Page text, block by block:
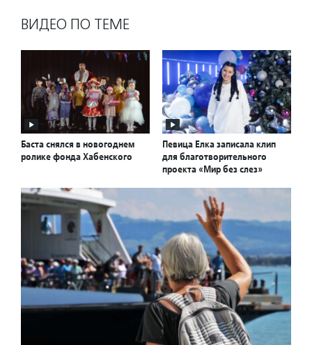
ВИДЕО ПО ТЕМЕ
Баста снялся в новогоднем
ролике фонда Хабенского
Певица Елка записала клип
для благотворительного
проекта «Мир без слез»